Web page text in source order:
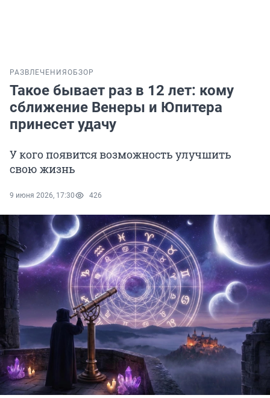
РАЗВЛЕЧЕНИЯ ОБЗОР
Такое бывает раз в 12 лет: кому
сближение Венеры и Юпитера
принесет удачу
У кого появится возможность улучшить
свою жизнь
9 июня 2026, 17:30 426